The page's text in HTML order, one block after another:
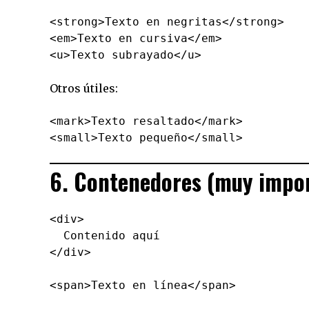
<strong>Texto en negritas</strong>
<em>Texto en cursiva</em>
Otros útiles:
<mark>Texto resaltado</mark>
6. Contenedores (muy
<div>